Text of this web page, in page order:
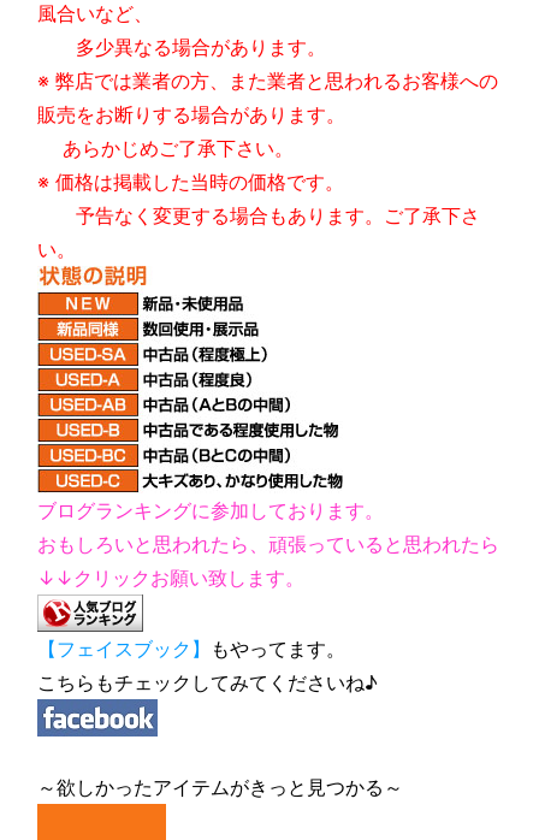
風合いなど、
多少異なる場合があります。
※ 弊店では業者の方、また業者と思われるお客様への
販売をお断りする場合があります。
あらかじめご了承下さい。
※ 価格は掲載した当時の価格です。
予告なく変更する場合もあります。ご了承下さ
い。
ブログランキングに参加しております。
おもしろいと思われたら、頑張っていると思われたら
↓↓クリックお願い致します。
【フェイスブック】
もやってます。
こちらもチェックしてみてくださいね♪
～欲しかったアイテムがきっと見つかる～